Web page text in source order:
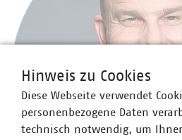
Hinweis zu Cookies
Diese Webseite verwendet
personenbezogene Daten
technisch notwendig, um